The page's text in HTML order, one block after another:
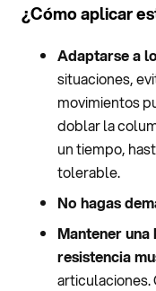
¿Cómo aplicar
Adaptarse a
situaciones,
movimientos
doblar la
un tiempo,
tolerable.
No hagas
Mantener una
resistencia
articulaciones.